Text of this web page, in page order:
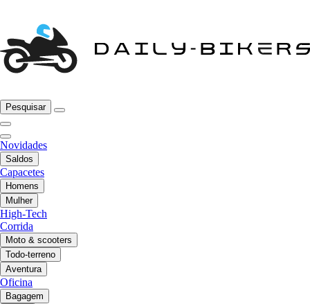
Pesquisar
Novidades
Saldos
Capacetes
Homens
Mulher
High-Tech
Corrida
Moto & scooters
Todo-terreno
Aventura
Oficina
Bagagem